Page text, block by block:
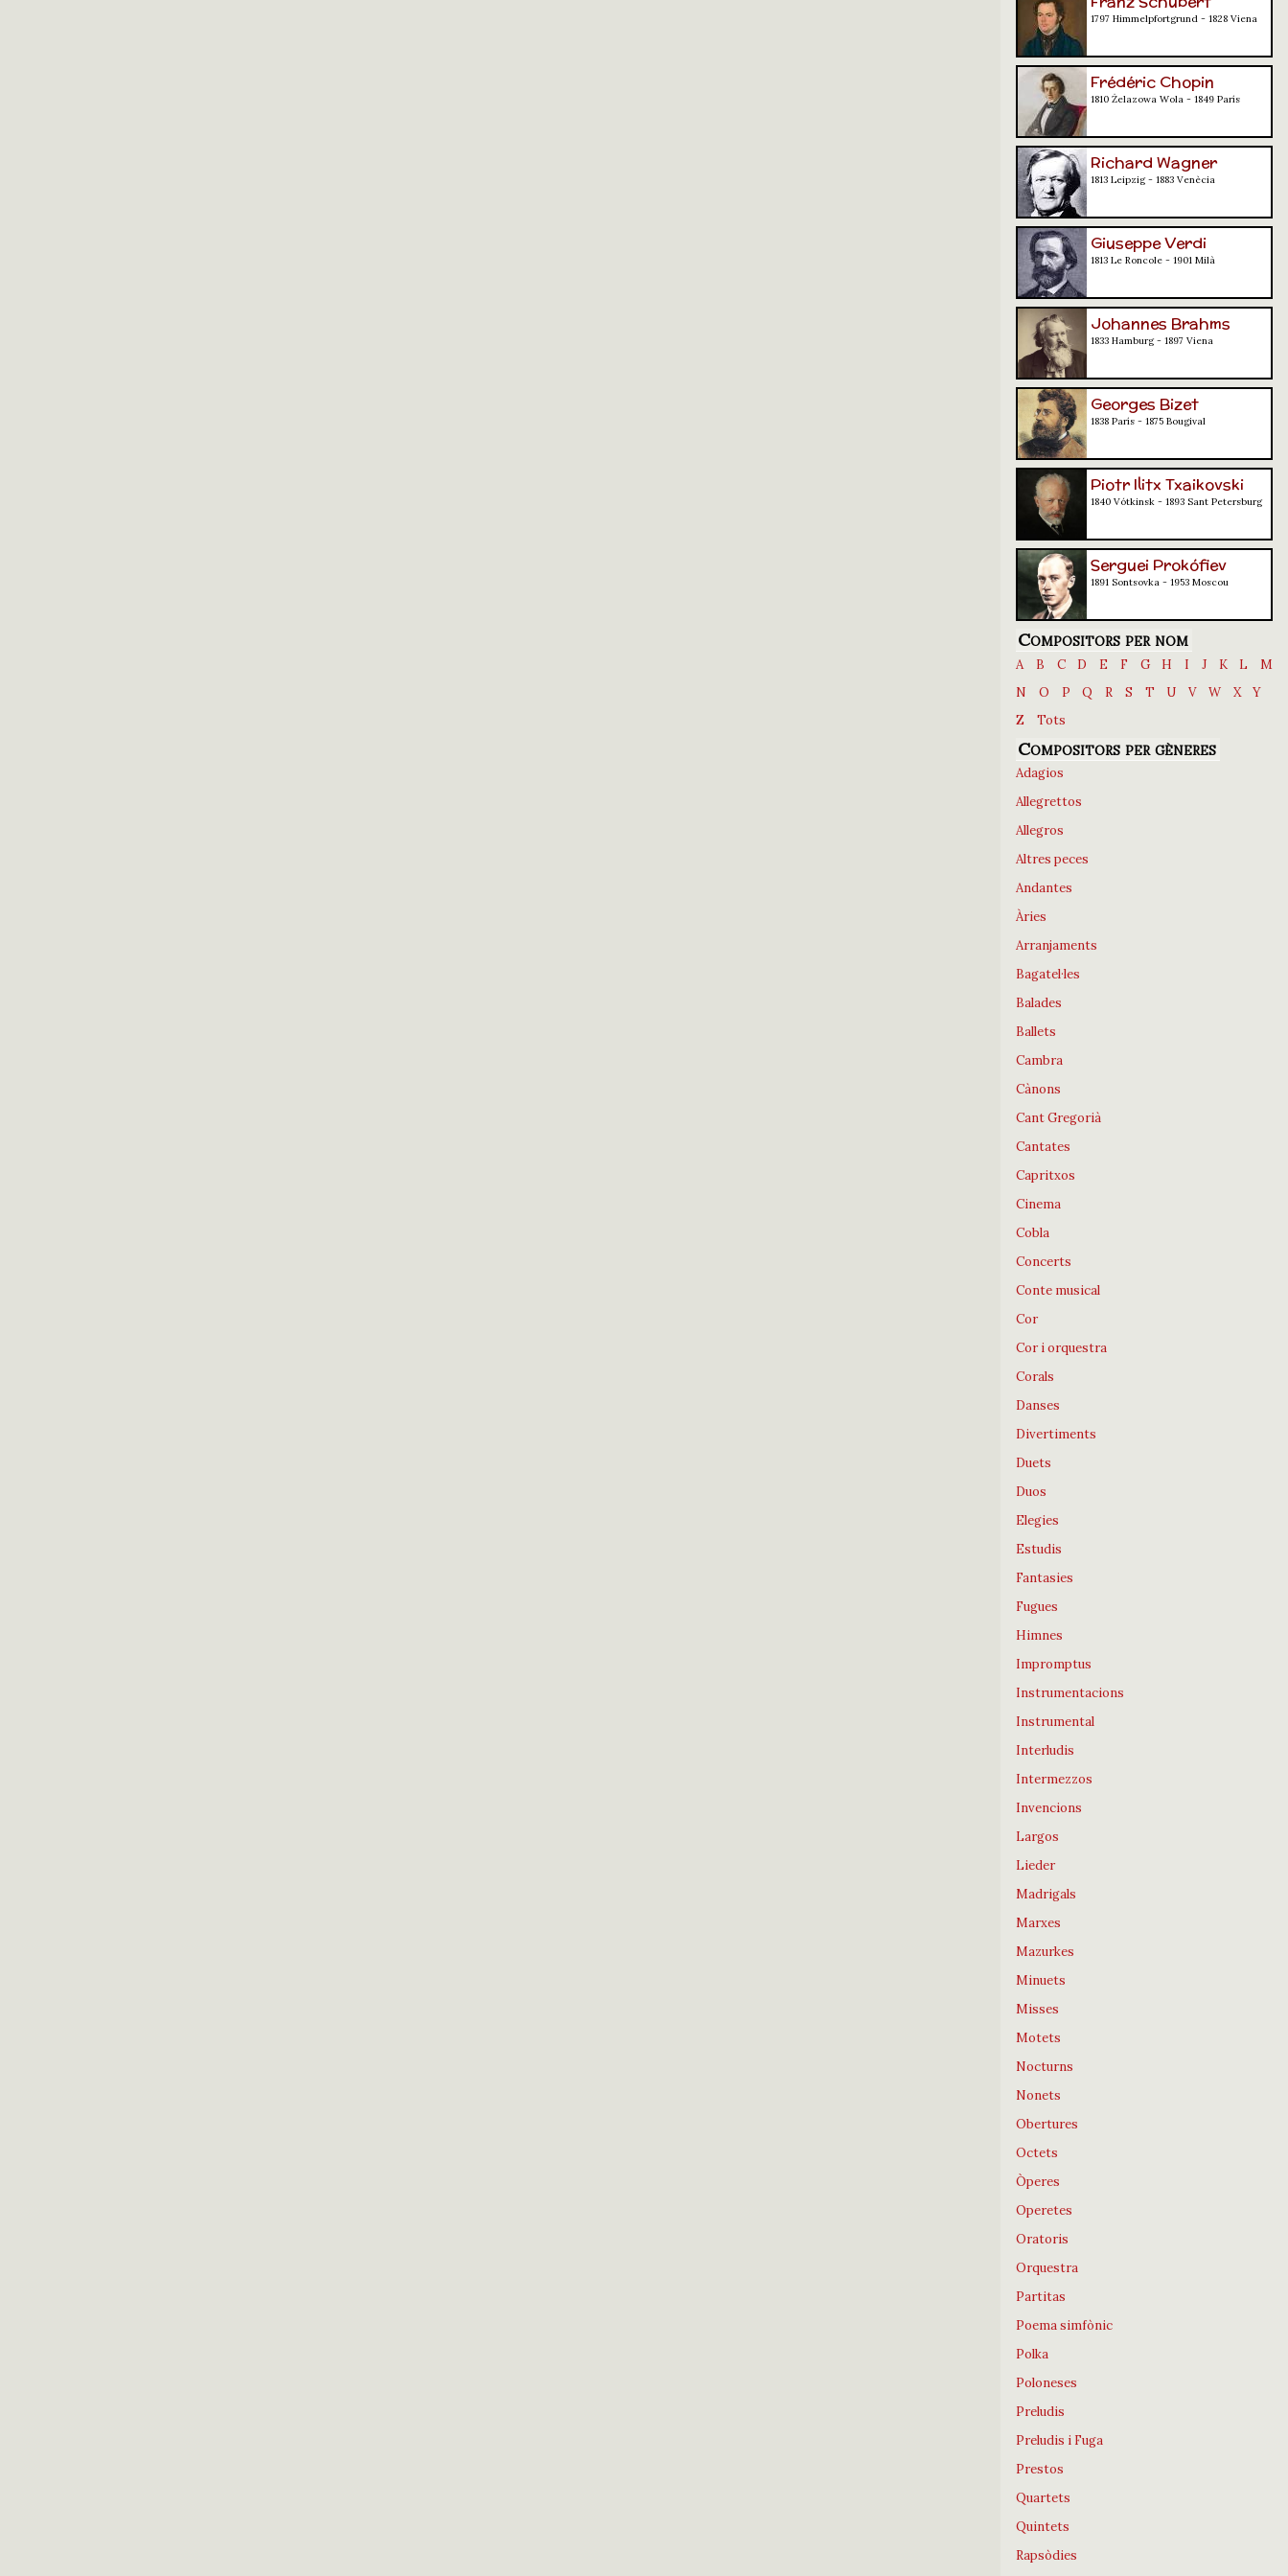
1797 Himmelpfortgrund - 1828 Viena
Frédéric Chopin
1810 Żelazowa Wola - 1849 París
Richard Wagner
1813 Leipzig - 1883 Venècia
Giuseppe Verdi
1813 Le Roncole - 1901 Milà
Johannes Brahms
1833 Hamburg - 1897 Viena
Georges Bizet
1838 París - 1875 Bougival
Piotr Ilitx Txaikovski
1840 Vótkinsk - 1893 Sant Petersburg
Serguei Prokófiev
1891 Sontsovka - 1953 Moscou
Compositors per nom
A B C D E F G H I J K L
M
N
O P Q R S T U V W X
Y
Z
Tots
Compositors per gèneres
Adagios
Allegrettos
Allegros
Altres peces
Andantes
Àries
Arranjaments
Bagatel·les
Balades
Ballets
Cambra
Cànons
Cant Gregorià
Cantates
Capritxos
Cinema
Cobla
Concerts
Conte musical
Cor
Cor i orquestra
Corals
Danses
Divertiments
Duets
Duos
Elegies
Estudis
Fantasies
Fugues
Himnes
Impromptus
Instrumentacions
Instrumental
Interludis
Intermezzos
Invencions
Largos
Lieder
Madrigals
Marxes
Mazurkes
Minuets
Misses
Motets
Nocturns
Nonets
Obertures
Octets
Òperes
Operetes
Oratoris
Orquestra
Partitas
Poema simfònic
Polka
Poloneses
Preludis
Preludis i Fuga
Prestos
Quartets
Quintets
Rapsòdies